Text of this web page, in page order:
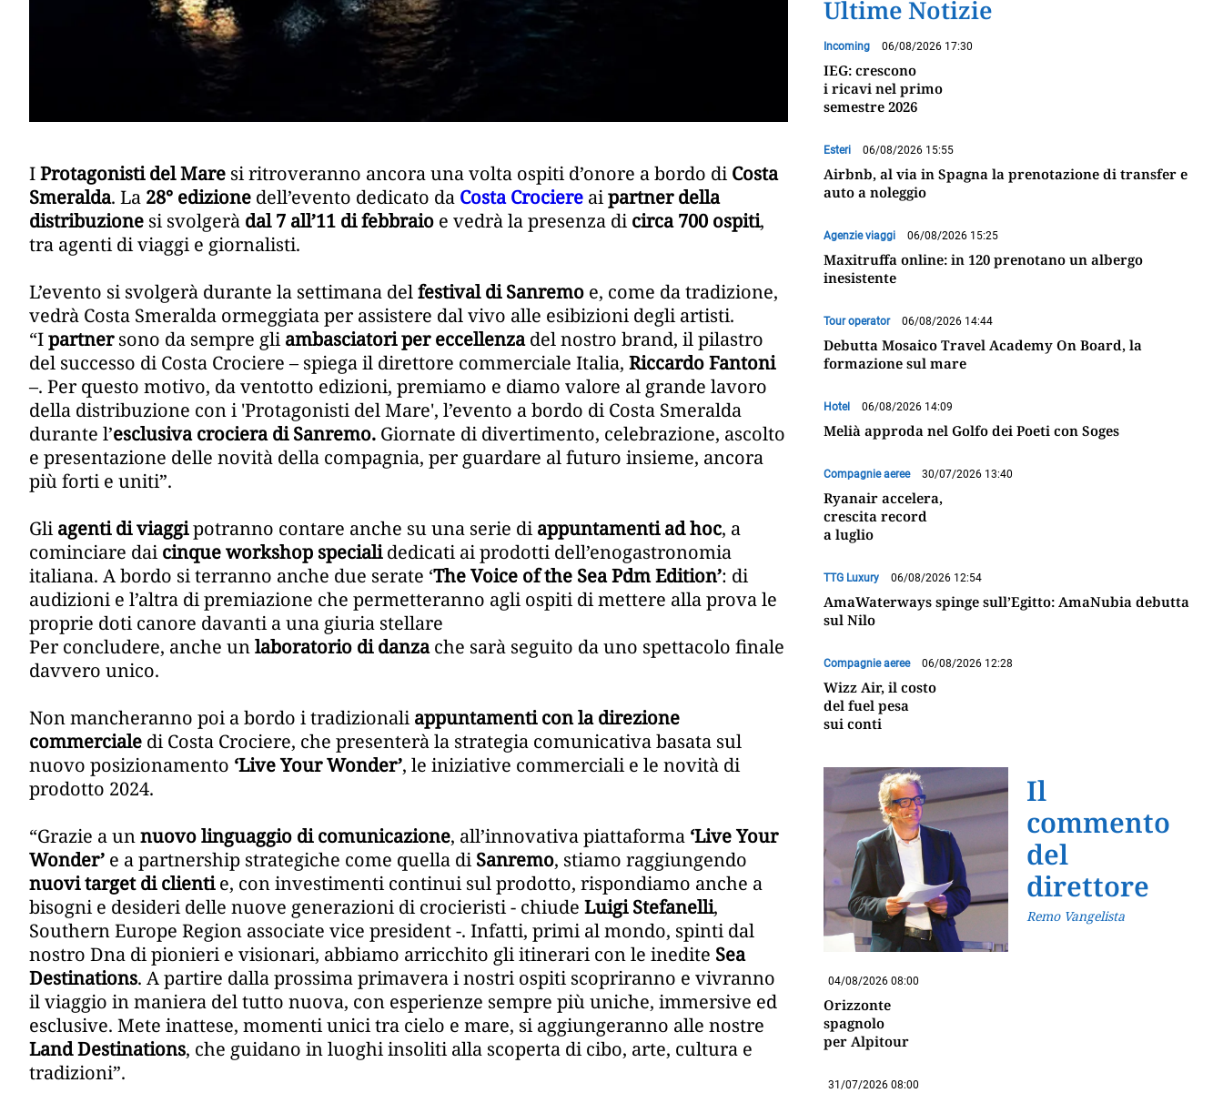
IProtagonisti del Mare si ritroveranno ancora una volta ospiti d’onore a bordo diCosta
Smeralda. La 28° edizione dell’evento dedicato da Costa Crociere aipartner della
distribuzione si svolgerà dal 7 all’11 di febbraio e vedrà la presenza dicirca 700 ospiti,
tra agenti di viaggi e giornalisti.
L’evento si svolgerà durante la settimana delfestival di Sanremo e, come da tradizione,
vedrà Costa Smeralda ormeggiata per assistere dal vivo alle esibizioni degli artisti.
“Ipartnersono da sempre gliambasciatori per eccellenzadel nostro brand, il pilastro
del successo di Costa Crociere – spiega il direttore commerciale Italia, Riccardo Fantoni
–. Per questo motivo, da ventotto edizioni, premiamo e diamo valore al grande lavoro
della distribuzione con i 'Protagonisti del Mare', l’evento a bordo di Costa Smeralda
durante l’esclusiva crociera di Sanremo. Giornate di divertimento, celebrazione, ascolto
e presentazione delle novità della compagnia, per guardare al futuro insieme, ancora
più forti e uniti”.
Gliagenti di viaggipotranno contare anche su una serie diappuntamenti ad hoc, a
cominciare daicinque workshop specialidedicati ai prodotti dell’enogastronomia
italiana. A bordo si terranno anche due serate ‘The Voice of the Sea Pdm Edition’: di
audizioni e l’altra di premiazione che permetteranno agli ospiti di mettere alla prova le
proprie doti canore davanti a una giuria stellare
Per concludere, anche unlaboratorio di danzache sarà seguito da uno spettacolo finale
davvero unico.
Non mancheranno poi a bordo i tradizionaliappuntamenti con la direzione
commerciale di Costa Crociere, che presenterà la strategia comunicativa basata sul
nuovo posizionamento ‘Live Your Wonder’, le iniziative commerciali e le novità di
prodotto 2024.
“Grazie a unnuovo linguaggio di comunicazione, all’innovativa piattaforma ‘Live Your
Wonder’ e a partnership strategiche come quella diSanremo, stiamo raggiungendo
nuovi target di clientie, con investimenti continui sul prodotto, rispondiamo anche a
bisogni e desideri delle nuove generazioni di crocieristi - chiude Luigi Stefanelli,
Southern Europe Region associate vice president -. Infatti, primi al mondo, spinti dal
nostro Dna di pionieri e visionari, abbiamo arricchito gli itinerari con le inedite Sea
Destinations. A partire dalla prossima primavera i nostri ospiti scopriranno e vivranno
il viaggio in maniera del tutto nuova, con esperienze sempre più uniche, immersive ed
esclusive. Mete inattese, momenti unici tra cielo e mare, si aggiungeranno alle nostre
Land Destinations, che guidano in luoghi insoliti alla scoperta di cibo, arte, cultura e
tradizioni”.
Ultime Notizie
Incoming 06/08/2026 17:30
IEG: crescono
i ricavi nel primo
semestre 2026
Esteri 06/08/2026 15:55
Airbnb, al via in Spagna la prenotazione di transfer e
auto a noleggio
Agenzie viaggi 06/08/2026 15:25
Maxitruffa online: in 120 prenotano un albergo
inesistente
Tour operator 06/08/2026 14:44
Debutta Mosaico Travel Academy On Board, la
formazione sul mare
Hotel 06/08/2026 14:09
Melià approda nel Golfo dei Poeti con Soges
Compagnie aeree 30/07/2026 13:40
Ryanair accelera,
crescita record
a luglio
TTG Luxury 06/08/2026 12:54
AmaWaterways spinge sull’Egitto: AmaNubia debutta
sul Nilo
Compagnie aeree 06/08/2026 12:28
Wizz Air, il costo
del fuel pesa
sui conti
Il
commento
del
direttore
Remo Vangelista
04/08/2026 08:00
Orizzonte
spagnolo
per Alpitour
31/07/2026 08:00